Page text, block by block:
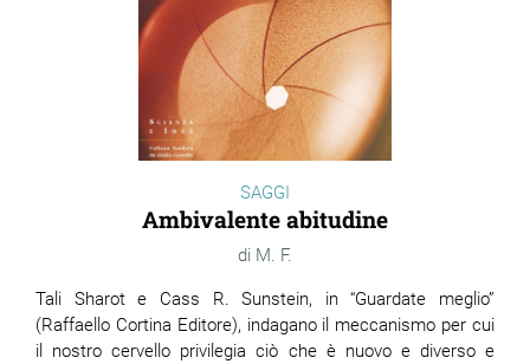
SAGGI
Ambivalente abitudine
M. F.
Tali Sharot e Cass R. Sunstein, in “Guardate meglio”
(Raffaello Cortina Editore), indagano il meccanismo per cui
il nostro cervello privilegia ciò che è nuovo e diverso e